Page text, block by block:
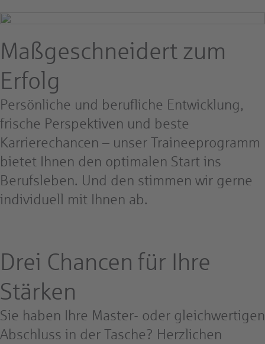
Maßgeschneidert zum
Erfolg
Persönliche und berufliche Entwicklung,
frische Perspektiven und beste
Karrierechancen – unser Traineeprogramm
bietet Ihnen den optimalen Start ins
Berufsleben. Und den stimmen wir gerne
individuell mit Ihnen ab.
Drei Chancen für Ihre
Stärken
Sie haben Ihre Master- oder gleichwertigen
Abschluss in der Tasche? Herzlichen